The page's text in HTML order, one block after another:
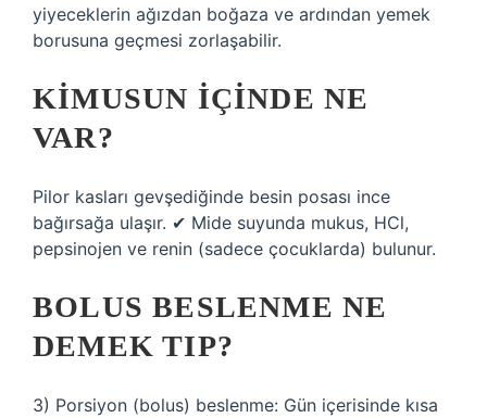
yiyeceklerin ağızdan boğaza ve ardından yemek
borusuna geçmesi zorlaşabilir.
KIMUSUN IÇINDE NE
VAR?
Pilor kasları gevşediğinde besin posası ince
bağırsağa ulaşır. ✔ Mide suyunda mukus, HCl,
pepsinojen ve renin (sadece çocuklarda) bulunur.
BOLUS BESLENME NE
DEMEK TIP?
3) Porsiyon (bolus) beslenme: Gün içerisinde kısa